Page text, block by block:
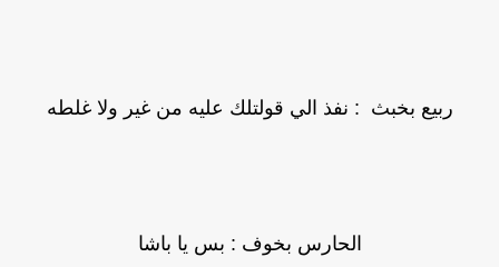
ربيع بخبث : نفذ الي قولتلك عليه من غير ولا غلطه
الحارس بخوف : بس يا باشا